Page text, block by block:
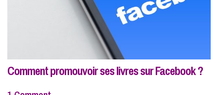
Comment promouvoir ses livres sur Facebook ?